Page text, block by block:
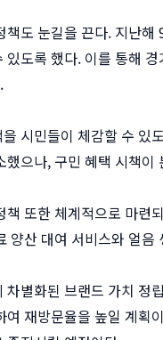
책도 눈길을 끈다. 지난
있도록 했다. 이를 통해
시민들이 체감할 수
했으나, 구민 혜택 시책
책 또한 체계적으로 마련
양산 대여 서비스와 얼
차별화된 브랜드 가치
재방문율을 높일 계획